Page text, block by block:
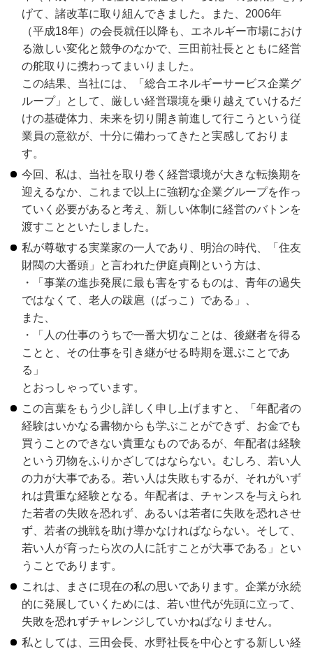
げて、諸改革に取り組んできました。また、2006年
（平成18年）の会長就任以降も、エネルギー市場におけ
る激しい変化と競争のなかで、三田前社長とともに経営
の舵取りに携わってまいりました。
この結果、当社には、「総合エネルギーサービス企業グ
ループ」として、厳しい経営環境を乗り越えていけるだ
けの基礎体力、未来を切り開き前進して行こうという従
業員の意欲が、十分に備わってきたと実感しておりま
す。
今回、私は、当社を取り巻く経営環境が大きな転換期を
迎えるなか、これまで以上に強靭な企業グループを作っ
ていく必要があると考え、新しい体制に経営のバトンを
渡すことといたしました。
私が尊敬する実業家の一人であり、明治の時代、「住友
財閥の大番頭」と言われた伊庭貞剛という方は、
・「事業の進歩発展に最も害をするものは、青年の過失
ではなくて、老人の跋扈（ばっこ）である」、
また、
・「人の仕事のうちで一番大切なことは、後継者を得る
ことと、その仕事を引き継がせる時期を選ぶことであ
る」
とおっしゃっています。
この言葉をもう少し詳しく申し上げますと、「年配者の
経験はいかなる書物からも学ぶことができず、お金でも
買うことのできない貴重なものであるが、年配者は経験
という刃物をふりかざしてはならない。むしろ、若い人
の力が大事である。若い人は失敗もするが、それがいず
れは貴重な経験となる。年配者は、チャンスを与えられ
た若者の失敗を恐れず、あるいは若者に失敗を恐れさせ
ず、若者の挑戦を助け導かなければならない。そして、
若い人が育ったら次の人に託すことが大事である」とい
うことであります。
これは、まさに現在の私の思いであります。企業が永続
的に発展していくためには、若い世代が先頭に立って、
失敗を恐れずチャレンジしていかねばなりません。
私としては、三田会長、水野社長を中心とする新しい経